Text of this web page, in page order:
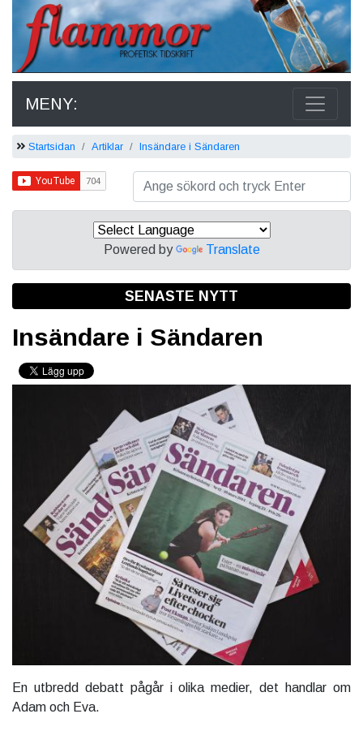
MENY:
Startsidan Artiklar Insändare i Sändaren
Powered by Translate
SENASTE NYTT
Insändare i Sändaren
En utbredd debatt pågår i olika medier, det handlar om
Adam och Eva.